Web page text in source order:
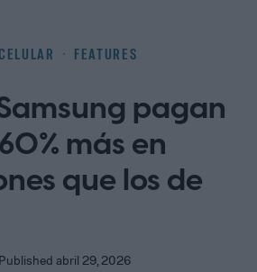
FEATURES
pagan
más en
que los de
Published abril 29, 2026